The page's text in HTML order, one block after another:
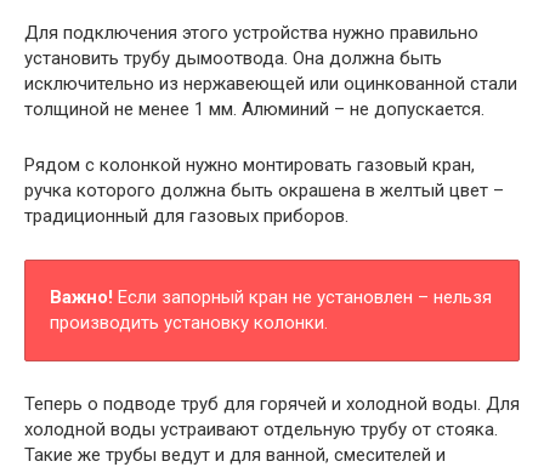
Для подключения этого устройства нужно правильно
установить трубу дымоотвода. Она должна быть
исключительно из нержавеющей или оцинкованной стали
толщиной не менее 1 мм. Алюминий – не допускается.
Рядом с колонкой нужно монтировать газовый кран,
ручка которого должна быть окрашена в желтый цвет –
традиционный для газовых приборов.
Важно! Если запорный кран не установлен – нельзя
производить установку колонки.
Теперь о подводе труб для горячей и холодной воды. Для
холодной воды устраивают отдельную трубу от стояка.
Такие же трубы ведут и для ванной, смесителей и